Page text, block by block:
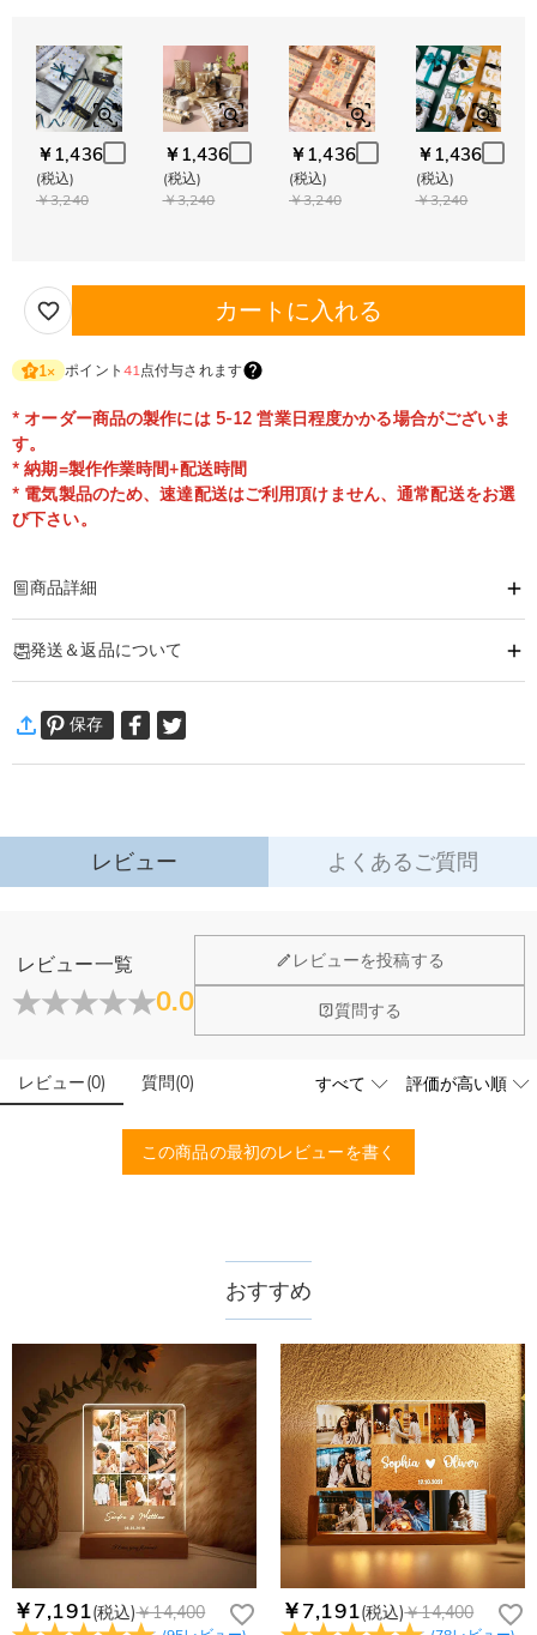
￥1,436
(税込)
￥3,240
￥1,436
(税込)
￥3,240
￥1,436
(税込)
￥3,240
￥1,436
(税込)
￥3,240
カートに入れる
1× ポイント 41点付与されます
* オーダー商品の製作には 5-12 営業日程度かかる場合がございま
す。
* 納期=製作作業時間+配送時間
* 電気製品のため、速達配送はご利用頂けません、通常配送をお選
び下さい。
商品詳細
好きなお写真やメッセージ入りで、「世界で１つだけ」のナイトライトになり
ます。
お部屋を飾るインテリア雑貨にもオーダーメイドでき、あなたが大切に想うお
相手への贈りものにぴったり。
発送＆返品について
通常配送: 5-9営業日
詳細はこちら
以内に返品＆交換できます。
詳細はこちら
保存
レビュー よくあるご質問
レビュー一覧
0.0
レビューを投稿する
質問する
レビュー(0) 質問(0)
この商品の最初のレビューを書く
ホーム＆雑貨
大量注文の制作は承っておりますか？
はい、対応可能です。ご希望の数量、デザイン、文字内容、ご
いたします。お気軽にお問い合わせください。
ードする画像に要求や制限等はありますか？
商品のベスト効果のために、お写真を選ぶ際に可能な限り最高
配送＆返品について
無料となります。（一部離島や遠方へご発送の場合、中継料が
納期=製作作業時間+配送時間 受注製作品のため、ご入金を確
認してから制作となります。大量生産品ではなく、一つ一つ手
でお作りしており、予定作業時間は商品ページに記載しており
ます。そしてご購入の際にお選び頂いた「配送方法」の選択に
よって、お届け日数が異なります。詳細は配送についてまでご
確認ください。.
商品に納品書などの明細書は同梱されますか？
ません。領収書発行をご希望の場合は、ご注文明細をメールに
てご確認ください。
商品を海外へ直接発送することは可能でしょうか。
はい、対応可能です。海外配送をご希望の場合は、カスタマー
サポートまで詳しい海外配送先情報をお送りください。配送先
の国・地域によって送料が異なります。また、海外配送の際は
受取人様に関税が発生する場合がございます。
返品・交換はできますか？
お客様が商品受け取り後、60日以内の未使用品の返品は可能で
す。受注生産品のため、返品は50%の返品手数料(材料費)が発
生致します。詳細はキャンセル/返品についてまでご確認くだ
さい。.
注文＆支払いについて
注文後に注文の内容を変更できますか？
もし注文確認メールをご確認後、注文内容に間違いでもありま
したら、至急カスタマーサポート【Eメール：
service@drawelry.jp】までご連絡ください。ご連絡頂く時に注
文番号もお送りください。
Drawelryからのメールが届きません。
Drawelryからのメールが届いていない場合、次の可能性が考え
られます。原因①迷惑メールフォルダに移動されている。解決
支払方法は何がありますか？
おすすめ
￥7,191(税込)￥14,400 ￥7,191(税込)￥14,400